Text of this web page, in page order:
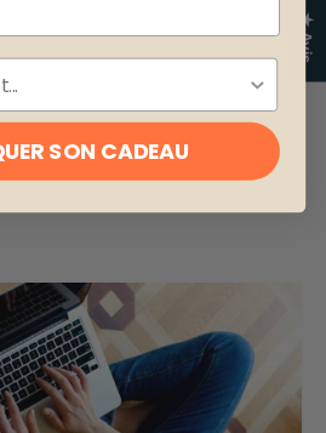
★ Avis
SON CADEAU